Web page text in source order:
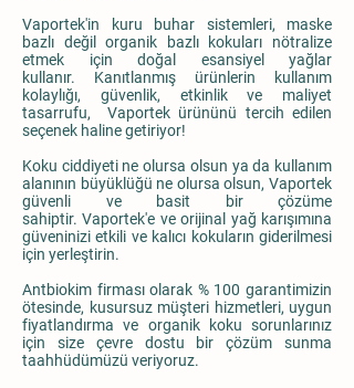
Vaportek'in kuru buhar sistemleri, maske
bazlı değil organik bazlı kokuları nötralize
etmek için doğal esansiyel yağlar
kullanır. Kanıtlanmış ürünlerin kullanım
kolaylığı, güvenlik, etkinlik ve maliyet
tasarrufu, Vaportek ürününü tercih edilen
seçenek haline getiriyor!
Koku ciddiyeti ne olursa olsun ya da kullanım
alanının büyüklüğü ne olursa olsun, Vaportek
güvenli ve basit bir çözüme
sahiptir. Vaportek'e ve orijinal yağ karışımına
güveninizi etkili ve kalıcı kokuların giderilmesi
için yerleştirin.
Antbiokim firması olarak % 100 garantimizin
ötesinde, kusursuz müşteri hizmetleri, uygun
fiyatlandırma ve organik koku sorunlarınız
için size çevre dostu bir çözüm sunma
taahhüdümüzü veriyoruz.